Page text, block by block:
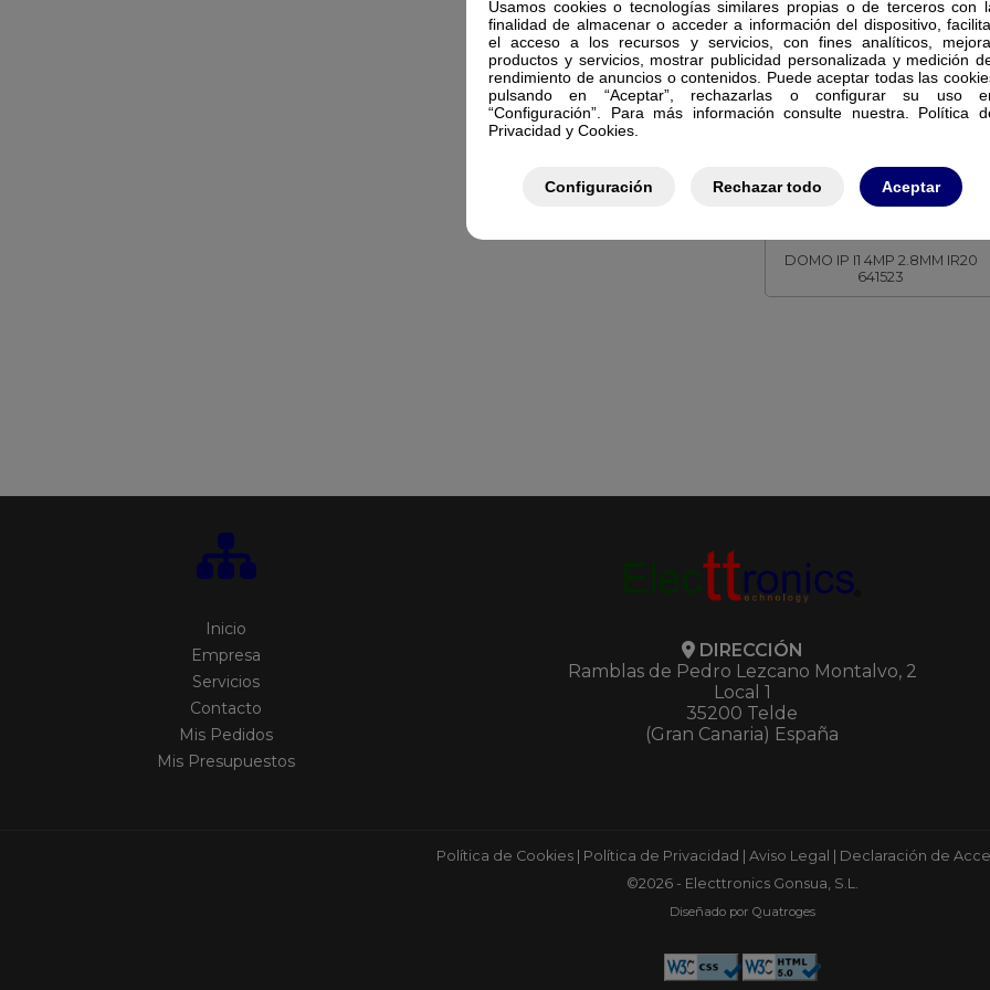
Usamos cookies o tecnologías similares propias o de terceros con
finalidad de almacenar o acceder a información del dispositivo,
el acceso a los recursos y servicios, con fines analíticos,
productos y servicios, mostrar publicidad personalizada y medición
rendimiento de anuncios o contenidos. Puede aceptar todas las
pulsando en “Aceptar”, rechazarlas o configurar su uso
“Configuración”. Para más información consulte nuestra. Política
Privacidad y Cookies.
Configuración Rechazar todo Aceptar
SAFIRE SMART
DOMO IP I1 4MP 2.8MM IR20
641523
Inicio
Empresa
Servicios
Contacto
Mis Pedidos
Mis Presupuestos
DIRECCIÓN
Ramblas de Pedro Lezcano Montalvo, 2
Local 1
35200 Telde
(Gran Canaria) España
Política de Cookies| Política de Privacidad Aviso Legal
Declaración de
©2026 - Electtronics Gonsua, S.L.
Diseñado por Quatroges